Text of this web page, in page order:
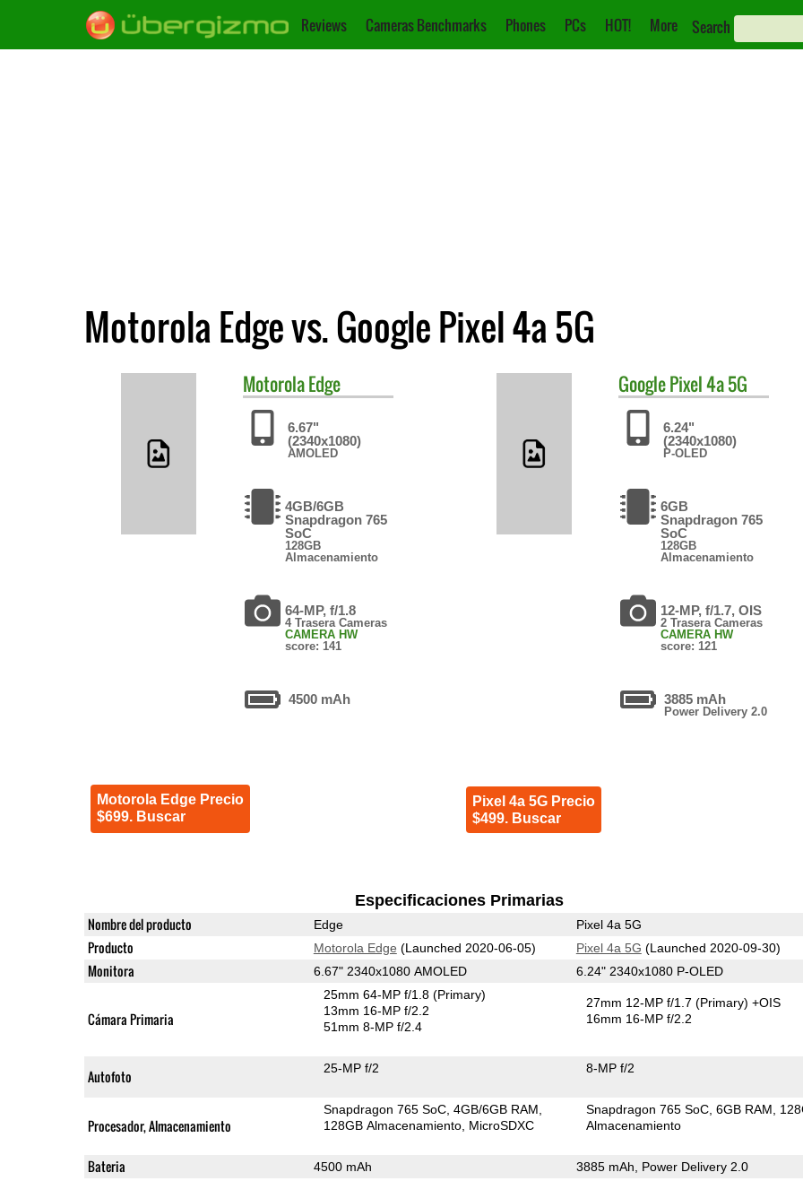
Reviews Cameras Benchmarks Phones PCs HOT! More Search
Motorola Edge vs. Google Pixel 4a 5G
MotorolaEdge
6.67"
(2340x1080)
AMOLED
4GB/6GB
Snapdragon 765
SoC
128GB
Almacenamiento
64-MP, f/1.8
4 Trasera Cameras
CAMERA HW
score: 141
4500 mAh
Motorola Edge Precio
$699. Buscar
GooglePixel 4a 5G
6.24"
(2340x1080)
P-OLED
6GB
Snapdragon 765
SoC
128GB
Almacenamiento
12-MP, f/1.7, OIS
2 Trasera Cameras
CAMERA HW
score: 121
3885 mAh
Power Delivery 2.0
Pixel 4a 5G Precio
$499. Buscar
Especificaciones Primarias
Nombre del producto Edge Pixel 4a 5G
Producto Motorola Edge (Launched 2020-06-05) Pixel 4a 5G (Launched 2020-09-30)
Monitora 6.67" 2340x1080 AMOLED 6.24" 2340x1080 P-OLED
Cámara Primaria
25mm 64-MP f/1.8(Primary)
13mm 16-MP f/2.2
51mm 8-MP f/2.4
27mm 12-MP f/1.7(Primary) +OIS
16mm 16-MP f/2.2
Autofoto 25-MP f/2 8-MP f/2
Procesador, Almacenamiento
Snapdragon 765 SoC 4GB/6GB RAM
128GB Almacenamiento MicroSDXC
Snapdragon 765 SoC 6GB RAM
Almacenamiento
Bateria 4500 mAh 3885 mAh, Power Delivery 2.0